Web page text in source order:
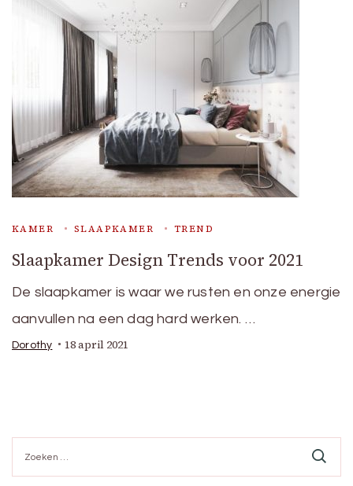
KAMER SLAAPKAMER TREND
Slaapkamer Design Trends voor 2021
De slaapkamer is waar we rusten en onze energie
aanvullen na een dag hard werken. …
Dorothy 18 april 2021
naar: